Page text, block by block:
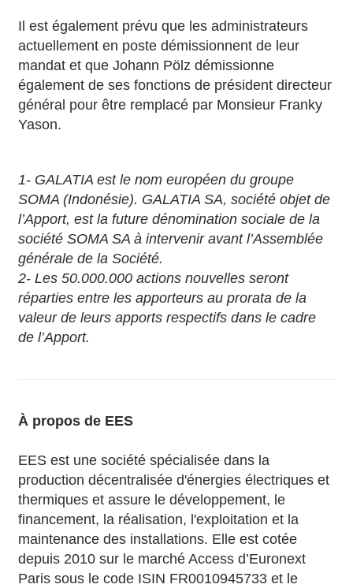
Il est également prévu que les administrateurs
actuellement en poste démissionnent de leur
mandat et que Johann Pölz démissionne
également de ses fonctions de président directeur
général pour être remplacé par Monsieur Franky
Yason.
1- GALATIA est le nom européen du groupe
SOMA (Indonésie). GALATIA SA, société objet de
l’Apport, est la future dénomination sociale de la
société SOMA SA à intervenir avant l’Assemblée
générale de la Société.
2- Les 50.000.000 actions nouvelles seront
réparties entre les apporteurs au prorata de la
valeur de leurs apports respectifs dans le cadre
de l’Apport.
À propos de EES
EES est une société spécialisée dans la
production décentralisée d'énergies électriques et
thermiques et assure le développement, le
financement, la réalisation, l'exploitation et la
maintenance des installations. Elle est cotée
depuis 2010 sur le marché Access d’Euronext
Paris sous le code ISIN FR0010945733 et le